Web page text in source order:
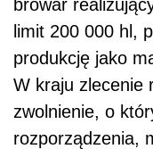
browar
limit 200 000 hl,
produkcję jako
W kraju zlecenie
zwolnienie, o
rozporządzenia,